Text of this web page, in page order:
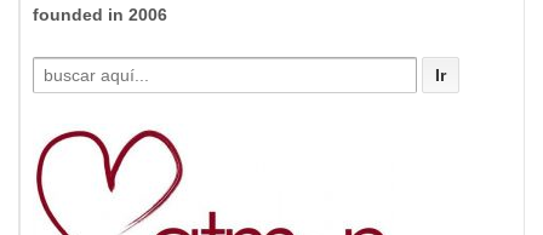
founded in 2006
Buscar
por: